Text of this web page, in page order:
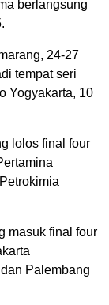
berlangsung
24-27
tempat seri
Yogyakarta, 10
lolos final four
masuk final four
Palembang